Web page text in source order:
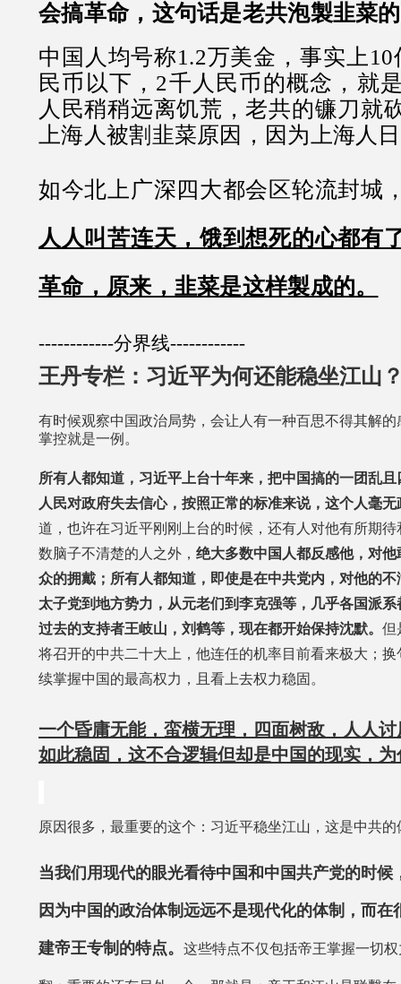
会搞革命，这句话是老共泡製韭菜
中国人均号称1.2万美金，事实上
民币以下，2千人民币的概念，就
人民稍稍远离饥荒，老共的镰刀就
上海人被割韭菜原因，因为上海人
如今北上广深四大都会区轮流封城
人人叫苦连天，饿到想死的心都有
革命，原来，韭菜是这样製成的。
------------分界线------------
王丹专栏：习近平为何还能稳坐江山
有时候观察中国政治局势，会让人有一种百思不得其解
掌控就是一例。
所有人都知道，习近平上台十年来，把中国搞的一团乱
人民对政府失去信心，按照正常的标准来说，这个人毫无
道，也许在习近平刚刚上台的时候，还有人对他有所期
数脑子不清楚的人之外， 绝大多数中国人都反感他，对
众的拥戴；所有人都知道，即使是在中共党内，对他的
太子党到地方势力，从元老们到李克强等，几乎各国派
过去的支持者王岐山，刘鹤等，现在都开始保持沈默。 但
将召开的中共二十大上，他连任的机率目前看来极大；
续掌握中国的最高权力，且看上去权力稳固。
一个昏庸无能，蛮横无理，四面树敌，人人
如此稳固，这不合逻辑但却是中国的现实，为
原因很多，最重要的这个：习近平稳坐江山，这是中共
当我们用现代的眼光看待中国和中国共产党的时候
因为中国的政治体制远远不是现代化的体制，而在
建帝王专制的特点。 这些特点不仅包括帝王掌握一切